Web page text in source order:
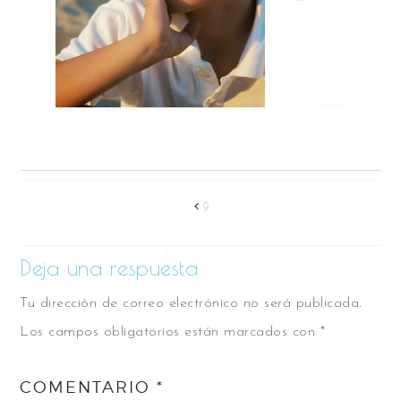
9
Deja una respuesta
Tu dirección de correo electrónico no será publicada.
Los campos obligatorios están marcados con *
COMENTARIO*